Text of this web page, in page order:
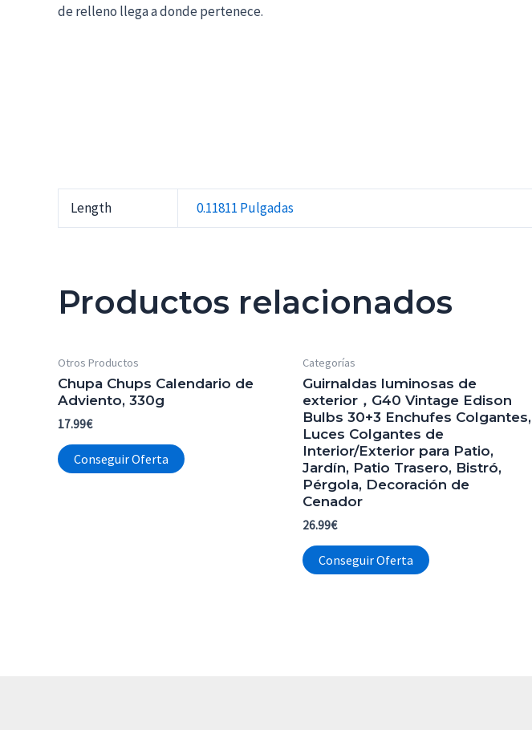
de relleno llega a donde pertenece.
Length 0.11811 Pulgadas
Productos relacionados
Otros Productos
Chupa Chups Calendario de
Adviento, 330g
17.99€
Conseguir Oferta
Categorías
Guirnaldas luminosas de
exterior，G40 Vintage Edison
Bulbs 30+3 Enchufes Colgantes,
Luces Colgantes de
Interior/Exterior para Patio,
Jardín, Patio Trasero, Bistró,
Pérgola, Decoración de
Cenador
26.99€
Conseguir Oferta